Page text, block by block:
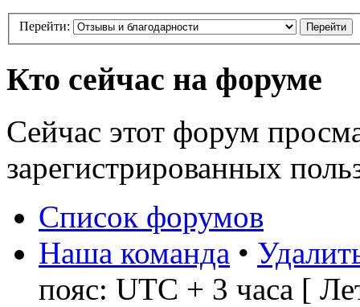
Перейти:
Кто сейчас на форуме
Сейчас этот форум
зарегистрированных
Список форумов
Наша команда •
пояс: UTC + 3 часа [